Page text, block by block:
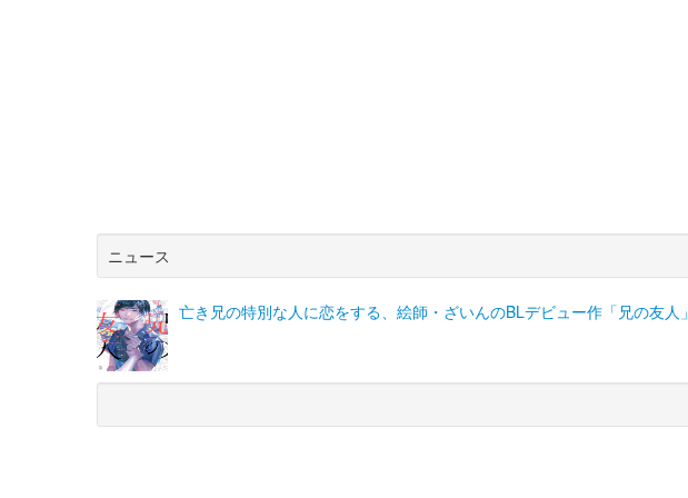
ニュース
亡き兄の特別な人に恋をする、絵師・ざいんのBLデビュー作「兄の友人」